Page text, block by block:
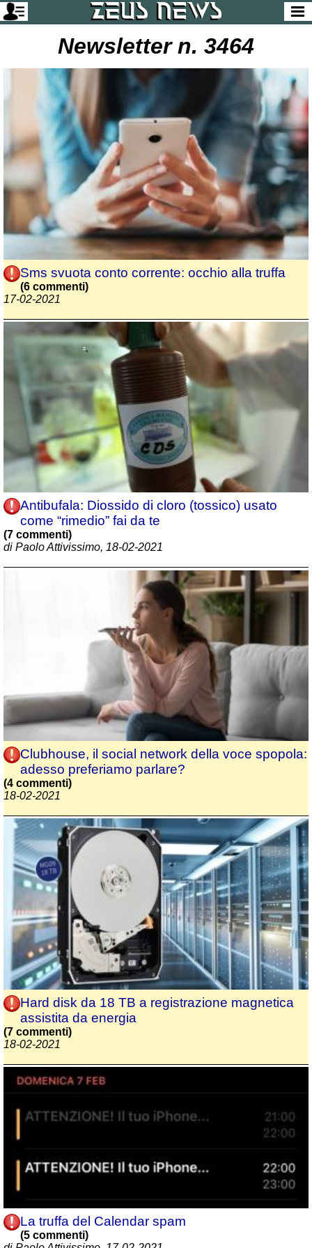
Newsletter n. 3464
Sms svuota conto corrente: occhio alla truffa
(6 commenti)
17-02-2021
Antibufala: Diossido di cloro (tossico) usato
come “rimedio” fai da te
(7 commenti)
di Paolo Attivissimo, 18-02-2021
Clubhouse, il social network della voce spopola:
adesso preferiamo parlare?
(4 commenti)
18-02-2021
Hard disk da 18 TB a registrazione magnetica
assistita da energia
(7 commenti)
18-02-2021
La truffa del Calendar spam
(5 commenti)